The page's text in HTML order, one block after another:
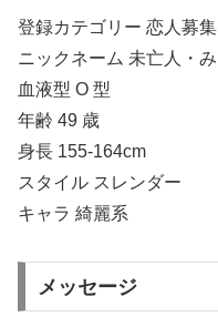
登録カテゴリー 恋人募集
ニックネーム 未亡人・み
血液型 O 型
年齢 49 歳
身長 155-164cm
スタイル スレンダー
キャラ 綺麗系
メッセージ